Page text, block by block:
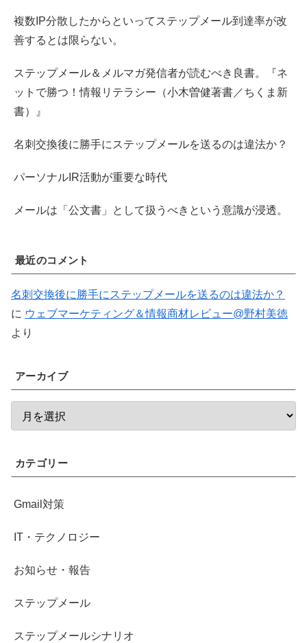
複数IP分散したからといってステップメール到達率が改
善するとは限らない。
ステップメール＆メルマガ発信者が読むべき良書。『ネ
ットで勝つ！情報リテラシー（小木曽健著書／ちくま新
書）』
名刺交換後に勝手にステップメールを送るのは違法か？
パーソナルIR活動が重要な時代
メールは「公文書」として扱うべきという意識が浸透。
最近のコメント
名刺交換後に勝手にステップメールを送るのは違法か？
に ウェブマーケティング＆情報商材レビュー@野村美徳
より
アーカイブ
カテゴリー
Gmail対策
IT・テクノロジー
お知らせ・報告
ステップメール
ステップメールシナリオ